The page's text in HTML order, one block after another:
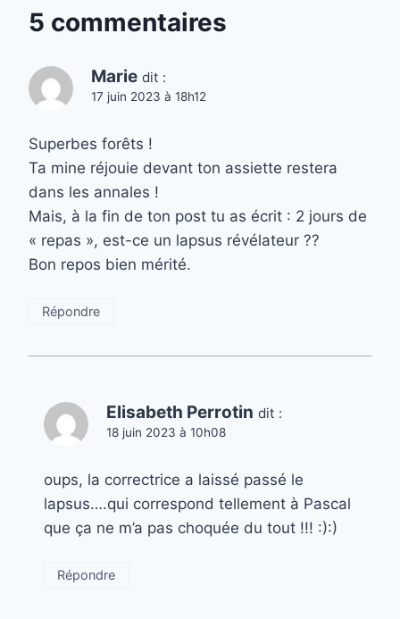
5 commentaires
Marie dit :
17 juin 2023 à 18h12
Superbes forêts !
Ta mine réjouie devant ton assiette restera
dans les annales !
Mais, à la fin de ton post tu as écrit : 2 jours de
« repas », est-ce un lapsus révélateur ??
Bon repos bien mérité.
Répondre
Elisabeth Perrotin dit :
18 juin 2023 à 10h08
oups, la correctrice a laissé passé le
lapsus….qui correspond tellement à Pascal
que ça ne m’a pas choquée du tout !!! :):)
Répondre